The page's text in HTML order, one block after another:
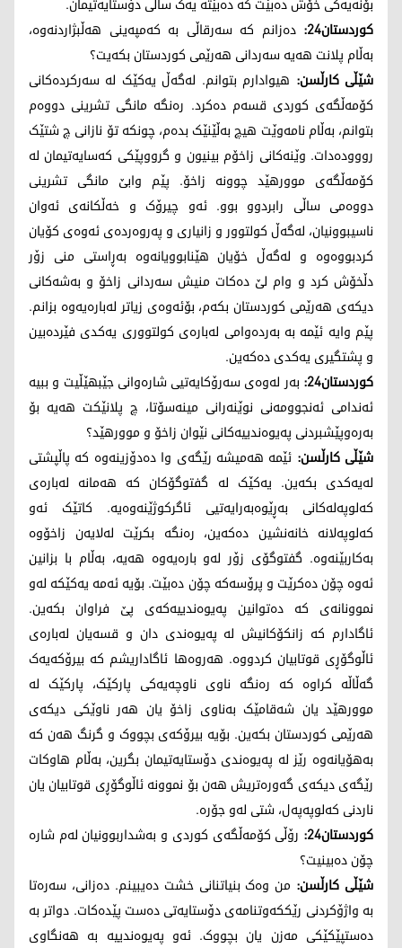
کوردستان24:
دەزانم کە سەرقاڵی بە کەمپەینی هەڵبژاردنەوە،
بەڵام پلانت هەیە سەردانی هەرێمی کوردستان بکەیت؟
شێڵی کارڵسن: هیوادارم بتوانم. لەگەڵ یەکێک لە سەرکردەکانی
کۆمەڵگەی کوردی قسەم دەکرد. رەنگە مانگی تشرینی دووەم
بتوانم، بەڵام نامەوێت هیچ بەڵێنێک بدەم، چونکە تۆ نازانی چ شتێک
رووودەدات. وێنەکانی زاخۆم بینیون و گرووپێکی کەسایەتیمان لە
کۆمەڵگەی موورهێد چوونە زاخۆ. پێم وابێ مانگی تشرینی
دووەمی ساڵی رابردوو بوو. ئەو چیرۆک و خەڵکانەی ئەوان
ناسیبوونیان، لەگەڵ کولتوور و زانیاری و پەروەردەی ئەوەی کۆیان
کردبووەوە و لەگەڵ خۆیان هێنابوویانەوە بەڕاستی منی زۆر
دڵخۆش کرد و وام لێ دەکات منیش سەردانی زاخۆ و بەشەکانی
دیکەی هەرێمی کوردستان بکەم، بۆئەوەی زیاتر لەبارەیەوە بزانم.
پێم وایە ئێمە بە بەردەوامی لەبارەی کولتووری یەکدی فێردەبین
و پشتگیری یەکدی دەکەین.
کوردستان24:
بەر لەوەی سەرۆکایەتیی شارەوانی جێبهێڵیت و ببیە
ئەندامی ئەنجوومەنی نوێنەرانی مینەسۆتا، چ پلانێکت هەیە بۆ
بەرەوپێشبردنی پەیوەندییەکانی نێوان زاخۆ و موورهێد؟
شێڵی کارڵسن: ئێمە هەمیشە رێگەی وا دەدۆزینەوە کە پاڵپشتی
لەیەکدی بکەین. یەکێک لە گفتوگۆکان کە هەمانە لەبارەی
کەلوپەلەکانی بەڕێوەبەرایەتیی ئاگرکوژێنەوەیە. کاتێک ئەو
کەلوپەلانە خانەنشین دەکەین، رەنگە بکرێت لەلایەن زاخۆوە
بەکاربێنەوە. گفتوگۆی زۆر لەو بارەیەوە هەیە، بەڵام با بزانین
ئەوە چۆن دەکرێت و پرۆسەکە چۆن دەبێت. بۆیە ئەمە یەکێکە لەو
نموونانەی کە دەتوانین پەیوەندییەکەی پێ فراوان بکەین.
ئاگادارم کە زانکۆکانیش لە پەیوەندی دان و قسەیان لەبارەی
ئاڵوگۆڕی قوتابیان کردووە. هەروەها ئاگاداریشم کە بیرۆکەیەک
گەڵاڵە کراوە کە رەنگە ناوی ناوچەیەکی پارکێک، پارکێک لە
موورهێد یان شەقامێک بەناوی زاخۆ یان هەر ناوێکی دیکەی
هەرێمی کوردستان بکەین. بۆیە بیرۆکەی بچووک و گرنگ هەن کە
بەهۆیانەوە رێز لە پەیوەندی دۆستایەتیمان بگرین، بەڵام هاوکات
رێگەی دیکەی گەورەتریش هەن بۆ نموونە ئاڵوگۆڕی قوتابیان یان
ناردنی کەلوپەپەل، شتی لەو جۆرە.
کوردستان24:
رۆڵی کۆمەڵگەی کوردی و بەشداربوونیان لەم شارە
چۆن دەبینیت؟
شێڵی کارڵسن: من وەک بنیاتنانی خشت دەیبینم. دەزانی، سەرەتا
بە واژۆکردنی رێککەوتنامەی دۆستایەتی دەست پێدەکات. دواتر بە
دەستپێکێکی مەزن یان بچووک. ئەو پەیوەندییە بە هەنگاوی